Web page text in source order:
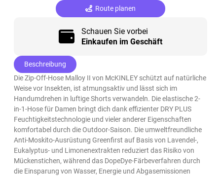
Route planen
Schauen Sie vorbei
Einkaufen im Geschäft
Beschreibung
Die Zip-Off-Hose Malloy II von McKINLEY schützt auf natürliche
Weise vor Insekten, ist atmungsaktiv und lässt sich im
Handumdrehen in luftige Shorts verwandeln. Die elastische 2-
in-1-Hose für Damen bringt dich dank effizienter DRY PLUS
Feuchtigkeitstechnologie und vieler anderer Eigenschaften
komfortabel durch die Outdoor-Saison. Die umweltfreundliche
Anti-Moskito-Ausrüstung Greenfirst auf Basis von Lavendel-,
Eukalyptus- und Limonenextrakten reduziert das Risiko von
Mückenstichen, während das DopeDye-Färbeverfahren durch
die Einsparung von Wasser, Energie und Abgasemissionen